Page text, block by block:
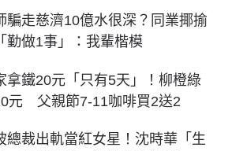
騙走慈濟10億水很深？同業揶揄
勤做1事」：我輩楷模
拿鐵20元「只有5天」！柳橙綠
元 父親節7-11咖啡買2送2
總裁出軌當紅女星！沈時華「生